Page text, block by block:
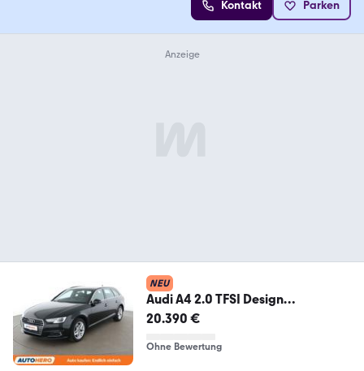
Kontakt Parken
NEU
Audi A4 2.0 TFSI Design
Aut.*NAVI*VC*XENON*ACC*PDC*
20.390 €
Ohne Bewertung